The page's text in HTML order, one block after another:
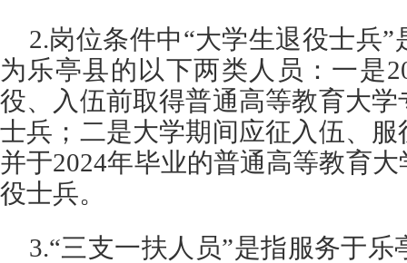
2.岗位条件中“大学生退役士兵”
为乐亭县的以下两类人员：一是
役、入伍前取得普通高等教育大
士兵；二是大学期间应征入伍、
并于2024年毕业的普通高等教育
役士兵。
3.“三支一扶人员”是指服务于乐